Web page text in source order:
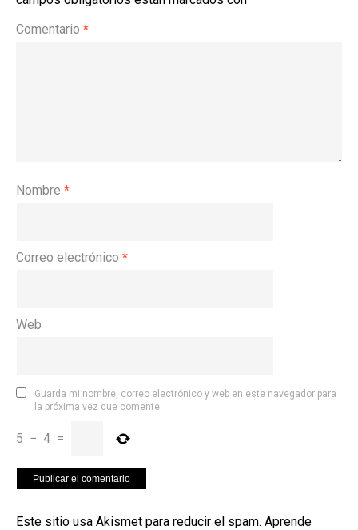
Comentario *
Nombre *
Correo electrónico *
Web
Guarda mi nombre, correo electrónico y web en este navegador para
la próxima vez que comente.
5 − 4 =
Este sitio usa Akismet para reducir el spam. Aprende